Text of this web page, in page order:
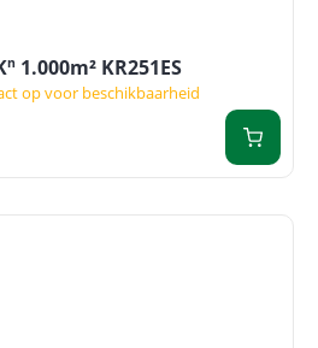
1.000m² KR251ES
op voor beschikbaarheid